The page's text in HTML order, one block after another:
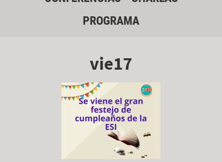
PROGRAMA
vie17